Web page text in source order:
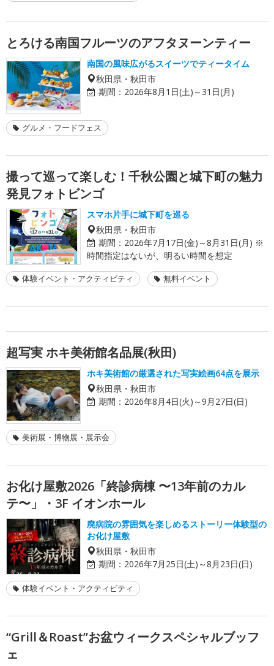
とろける南国フルーツのアフタヌーンティー
南国の風味広がるスイーツでティータイム
秋田県・秋田市
期間： 2026年8月1日(土)～31日(月)
グルメ・フードフェス
撮って巡って楽しむ！千秋公園と城下町の魅力
発見フォトビンゴ
スマホ片手に城下町を巡る
秋田県・秋田市
期間： 2026年7月17日(金)～8月31日(月) ※
時間指定はないが、明るい時間を想定
体験イベント・アクティビティ 無料イベント
超写実 ホキ美術館名品展(秋田)
ホキ美術館の厳選された写実絵画64点を展示
秋田県・秋田市
期間： 2026年8月4日(火)～9月27日(日)
美術展・博物展・展示会
お化け屋敷2026「終診病棟 〜13年前のカル
テ〜」・3F イオンホール
廃病院の雰囲気を楽しめるストーリー体験型の
お化け屋敷
秋田県・秋田市
期間： 2026年7月25日(土)～8月23日(日)
体験イベント・アクティビティ
“Grill＆Roast”お盆ウィークスペシャルブッフ
ェ